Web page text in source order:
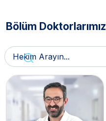
Bölüm Doktorlarımız